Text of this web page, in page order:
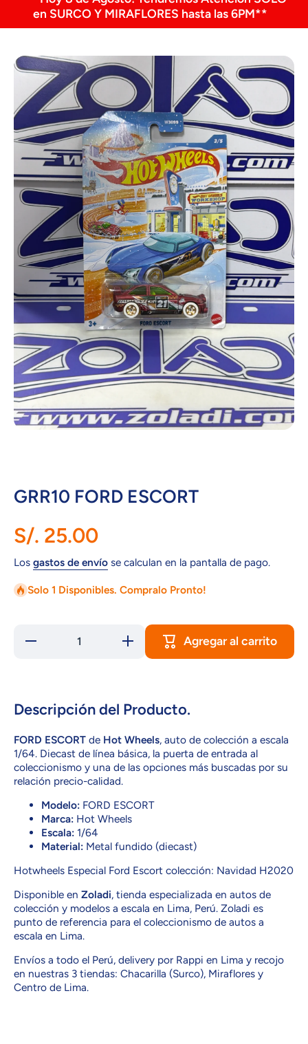
en SURCO Y MIRAFLORES hasta las 6PM**
Ir directamente a la información del producto
GRR10 FORD ESCORT
S/. 25.00
Los gastos de envío se calculan en la pantalla de pago.
Solo 1 Disponibles. Compralo Pronto!
Reducir
Aumentar
cantidad
para
Agregar al carrito
Descripción del Producto.
FORD ESCORT de Hot Wheels, auto de colección a escala
1/64. Diecast de línea básica, la puerta de entrada al
coleccionismo y una de las opciones más buscadas por su
relación precio-calidad.
Modelo: FORD ESCORT
Marca: Hot Wheels
Escala: 1/64
Material: Metal fundido (diecast)
Hotwheels Especial Ford Escort colección: Navidad H2020
Disponible en Zoladi, tienda especializada en autos de
colección y modelos a escala en Lima, Perú. Zoladi es
punto de referencia para el coleccionismo de autos a
escala en Lima.
Envíos a todo el Perú, delivery por Rappi en Lima y recojo
en nuestras 3 tiendas: Chacarilla (Surco), Miraflores y
Centro de Lima.